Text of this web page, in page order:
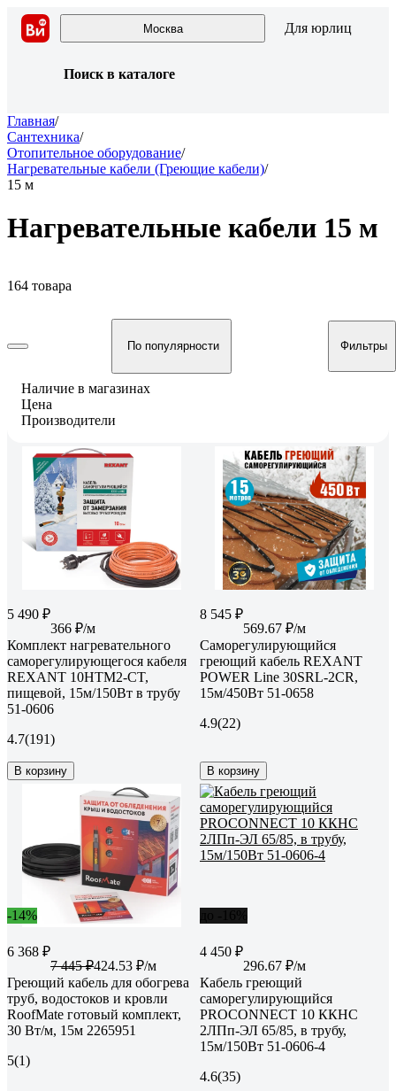
Москва Для юрлиц
Поиск в каталоге
Главная/
Сантехника/
Отопительное оборудование/
Нагревательные кабели (Греющие кабели)/
15 м
Нагревательные кабели 15 м
164 товара
По популярности Фильтры
Наличие в магазинах
Цена
Производители
5 490 ₽
366 ₽/м
Комплект нагревательного
саморегулирующегося кабеля
REXANT 10HTM2-CT,
пищевой, 15м/150Вт в трубу
51-0606
4.7(191)
В корзину
8 545 ₽
569.67 ₽/м
Саморегулирующийся
греющий кабель REXANT
POWER Line 30SRL-2CR,
15м/450Вт 51-0658
4.9(22)
В корзину
-14%
6 368 ₽
7 445 ₽424.53 ₽/м
Греющий кабель для обогрева
труб, водостоков и кровли
RoofMate готовый комплект,
30 Вт/м, 15м 2265951
5(1)
4 450 ₽
296.67 ₽/м
Кабель греющий
саморегулирующийся
PROCONNECT 10 ККНС
2ЛПп-ЭЛ 65/85, в трубу,
15м/150Вт 51-0606-4
4.6(35)